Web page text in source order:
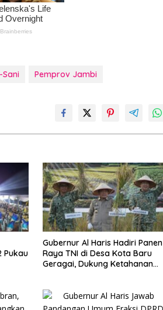
Sani Pemprov Jambi
Pukau
Gubernur Al Haris Hadiri Panen
Raya TNI di Desa Kota Baru
Geragai, Dukung Ketahanan